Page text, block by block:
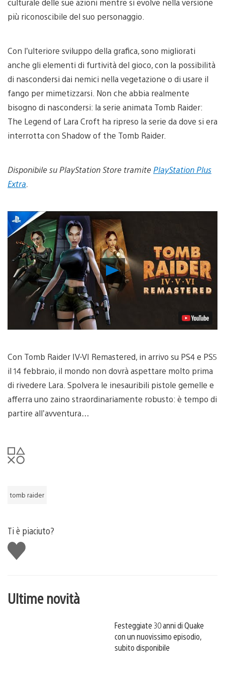
culturale delle sue azioni mentre si evolve nella versione
più riconoscibile del suo personaggio.
Con l’ulteriore sviluppo della grafica, sono migliorati
anche gli elementi di furtività del gioco, con la possibilità
di nascondersi dai nemici nella vegetazione o di usare il
fango per mimetizzarsi. Non che abbia realmente
bisogno di nascondersi: la serie animata Tomb Raider:
The Legend of Lara Croft ha ripreso la serie da dove si era
interrotta con Shadow of the Tomb Raider.
Disponibile su PlayStation Store tramitePlayStation Plus
Extra.
Riproduci
video
Con Tomb Raider IV-VI Remastered, in arrivo su PS4 e PS5
il 14 febbraio, il mondo non dovrà aspettare molto prima
di rivedere Lara. Spolvera le inesauribili pistole gemelle e
afferra uno zaino straordinariamente robusto: è tempo di
partire all’avventura…
tomb raider
Ti è piaciuto?
Mi
piace
Ultime novità
Festeggiate 30 anni di Quake
con un nuovissimo episodio,
subito disponibile